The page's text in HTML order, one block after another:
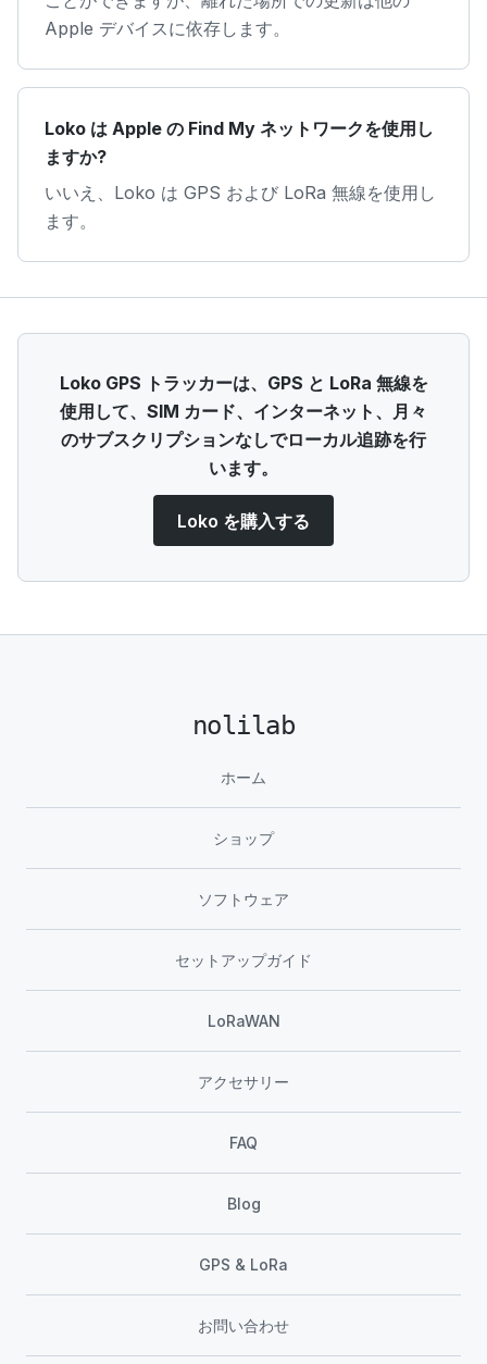
Apple デバイスに依存します。
Loko は Apple の Find My ネットワークを使用し
ますか?
いいえ、Loko は GPS および LoRa 無線を使用し
ます。
Loko GPS トラッカーは、GPS と LoRa 無線を
使用して、SIM カード、インターネット、月々
のサブスクリプションなしでローカル追跡を行
います。
Loko を購入する
nolilab
ホーム
ショップ
ソフトウェア
セットアップガイド
LoRaWAN
アクセサリー
FAQ
Blog
GPS & LoRa
お問い合わせ